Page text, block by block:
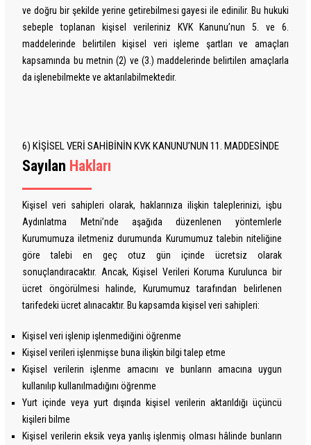
ve doğru bir şekilde yerine getirebilmesi gayesi ile edinilir. Bu hukuki
sebeple toplanan kişisel verileriniz KVK Kanunu’nun 5. ve 6.
maddelerinde belirtilen kişisel veri işleme şartları ve amaçları
kapsamında bu metnin (2) ve (3.) maddelerinde belirtilen amaçlarla
da işlenebilmekte ve aktarılabilmektedir.
6) KİŞİSEL VERİ SAHİBİNİN KVK KANUNU’NUN 11. MADDESİNDE
Sayılan Hakları
Kişisel veri sahipleri olarak, haklarınıza ilişkin taleplerinizi, işbu
Aydınlatma Metni’nde aşağıda düzenlenen yöntemlerle
Kurumumuza iletmeniz durumunda Kurumumuz talebin niteliğine
göre talebi en geç otuz gün içinde ücretsiz olarak
sonuçlandıracaktır. Ancak, Kişisel Verileri Koruma Kurulunca bir
ücret öngörülmesi halinde, Kurumumuz tarafından belirlenen
tarifedeki ücret alınacaktır. Bu kapsamda kişisel veri sahipleri:
Kişisel veri işlenip işlenmediğini öğrenme
Kişisel verileri işlenmişse buna ilişkin bilgi talep etme
Kişisel verilerin işlenme amacını ve bunların amacına uygun
kullanılıp kullanılmadığını öğrenme
Yurt içinde veya yurt dışında kişisel verilerin aktarıldığı üçüncü
kişileri bilme
Kişisel verilerin eksik veya yanlış işlenmiş olması hâlinde bunların